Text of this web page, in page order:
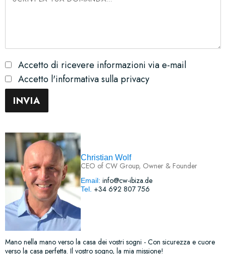
Accetto di ricevere informazioni via e-mail
Accetto l'informativa sulla privacy
Christian Wolf
CEO of CW Group, Owner & Founder
Email: info@cw-ibiza.de
Tel. +34 692 807 756
Mano nella mano verso la casa dei vostri sogni - Con sicurezza e cuore
verso la casa perfetta. Il vostro sogno, la mia missione!